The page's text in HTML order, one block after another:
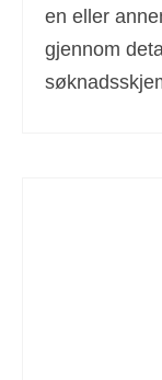
en eller
gjennom